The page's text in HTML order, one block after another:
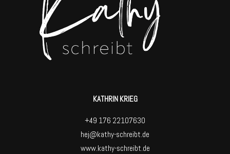
KATHRIN KRIEG
+49 176 22107630
hej@kathy-schreibt.de
www.kathy-schreibt.de